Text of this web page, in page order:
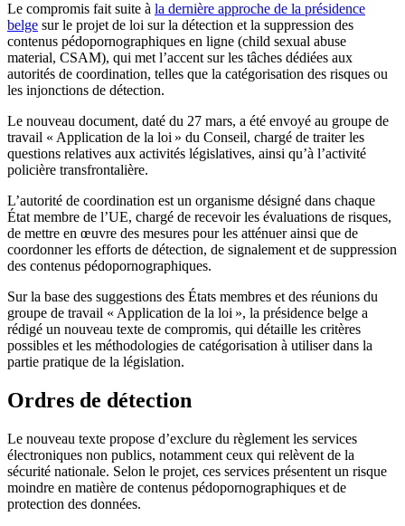
Le compromis fait suite à la dernière approche de la présidence
belge sur le projet de loi sur la détection et la suppression des
contenus pédopornographiques en ligne (child sexual abuse
material, CSAM), qui met l’accent sur les tâches dédiées aux
autorités de coordination, telles que la catégorisation des risques ou
les injonctions de détection.
Le nouveau document, daté du 27 mars, a été envoyé au groupe de
travail « Application de la loi » du Conseil, chargé de traiter les
questions relatives aux activités législatives, ainsi qu’à l’activité
policière transfrontalière.
L’autorité de coordination est un organisme désigné dans chaque
État membre de l’UE, chargé de recevoir les évaluations de risques,
de mettre en œuvre des mesures pour les atténuer ainsi que de
coordonner les efforts de détection, de signalement et de suppression
des contenus pédopornographiques.
Sur la base des suggestions des États membres et des réunions du
groupe de travail « Application de la loi », la présidence belge a
rédigé un nouveau texte de compromis, qui détaille les critères
possibles et les méthodologies de catégorisation à utiliser dans la
partie pratique de la législation.
Ordres de détection
Le nouveau texte propose d’exclure du règlement les services
électroniques non publics, notamment ceux qui relèvent de la
sécurité nationale. Selon le projet, ces services présentent un risque
moindre en matière de contenus pédopornographiques et de
protection des données.